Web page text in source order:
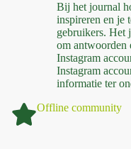
Bij het journal
inspireren en je
gebruikers. Het
om antwoorden
Instagram
Instagram
informatie ter
Offline community